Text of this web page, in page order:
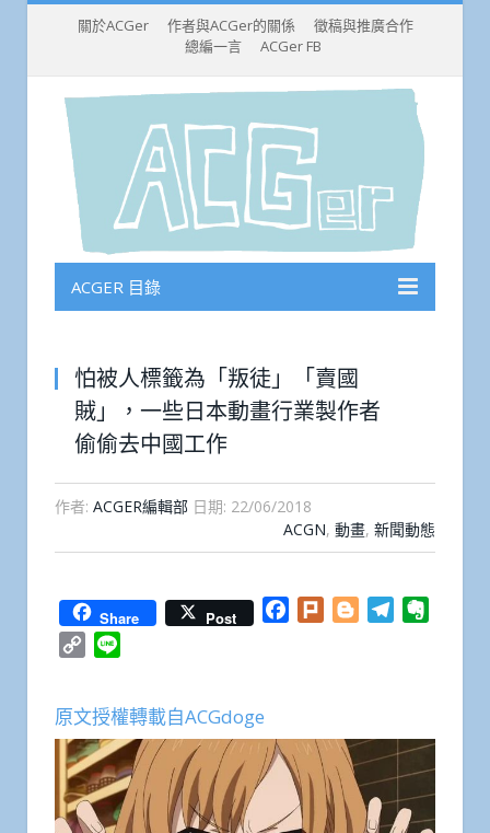
關於ACGer 作者與ACGer的關係
徵稿與推廣合作
總編一言
ACGer FB
ACGER 目錄
怕被人標籤為「叛徒」「賣國
賊」，一些日本動畫行業製作者
偷偷去中國工作
作者: ACGER編輯部 日期: 22/06/2018
ACGN, 動畫, 新聞動態
Share Post Facebook
Plurk BloggerTelegram
Copy
原文授權轉載自ACGdoge